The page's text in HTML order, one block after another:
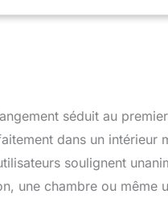
mur pour plus de sécurité
recommandée : 44 kg (au
séduit au
dans un
soulignent
une chambre ou